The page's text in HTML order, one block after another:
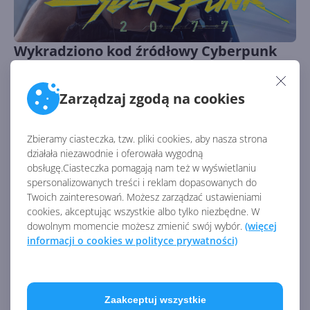
Zarządzaj zgodą na cookies
Zbieramy ciasteczka, tzw. pliki cookies, aby nasza strona
działała niezawodnie i oferowała wygodną
obsługę.Ciasteczka pomagają nam też w wyświetlaniu
spersonalizowanych treści i reklam dopasowanych do
Twoich zainteresowań. Możesz zarządzać ustawieniami
cookies, akceptując wszystkie albo tylko niezbędne. W
dowolnym momencie możesz zmienić swój wybór. (więcej
informacji o cookies w polityce prywatności)
Zaakceptuj wszystkie
Wykradziono kod źródłowy Cyberpunk
ofiarą hakerów
Autor:Krzysztof Sulikowski Opublikowano:
9.02.2021, 13:45
Liczba odsłon:3109
jak i dokumentów mogących zaszkodzić wizerunkowi
polskiego studia.